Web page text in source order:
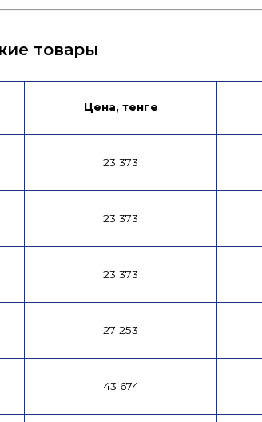
товары
Цена, тенге
23 373
23 373
23 373
27 253
43 674